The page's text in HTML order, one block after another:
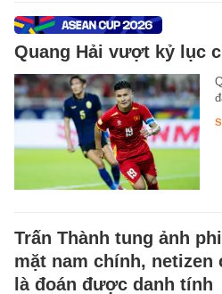
Quang Hải vượt kỷ lục
Trấn Thành tung ảnh
mặt nam chính, netizen
là đoán được danh tính